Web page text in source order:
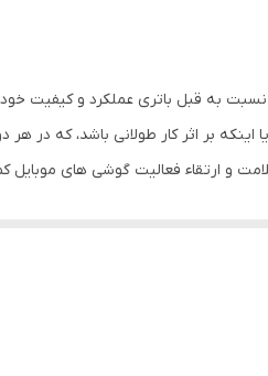
نسبت به قبل باتری عملکرد و کیفیت
بر اثر کار طولانی باشد، که در
و ارتقاء فعالیت گوشی های